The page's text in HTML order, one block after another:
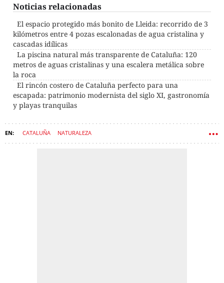
Noticias relacionadas
El espacio protegido más bonito de Lleida: recorrido de 3
kilómetros entre 4 pozas escalonadas de agua cristalina y
cascadas idílicas
La piscina natural más transparente de Cataluña: 120
metros de aguas cristalinas y una escalera metálica sobre
la roca
El rincón costero de Cataluña perfecto para una
escapada: patrimonio modernista del siglo XI, gastronomía
y playas tranquilas
CATALUÑA NATURALEZA